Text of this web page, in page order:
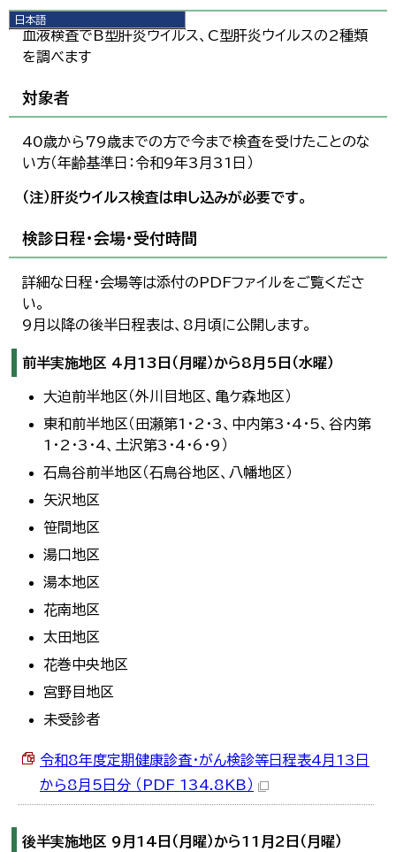
日本語
日本語
English
繁體中文
血液検査でB型肝炎ウイルス、C型肝炎ウイルスの2種類
を調べます
対象者
40歳から79歳までの方で今まで検査を受けたことのな
い方（年齢基準日：令和9年3月31日）
（注）肝炎ウイルス検査は申し込みが必要です。
検診日程・会場・受付時間
詳細な日程・会場等は添付のPDFファイルをご覧くださ
い。
9月以降の後半日程表は、8月頃に公開します。
前半実施地区 4月13日（月曜）から8月5日（水曜）
大迫前半地区（外川目地区、亀ケ森地区）
東和前半地区（田瀬第1・2・3、中内第3・4・5、谷内第
1・2・3・4、土沢第3・4・6・9）
石鳥谷前半地区（石鳥谷地区、八幡地区）
矢沢地区
笹間地区
湯口地区
湯本地区
花南地区
太田地区
花巻中央地区
宮野目地区
未受診者
令和8年度定期健康診査・がん検診等日程表4月13日
から8月5日分 （PDF 134.8KB）
後半実施地区 9月14日（月曜）から11月2日（月曜）